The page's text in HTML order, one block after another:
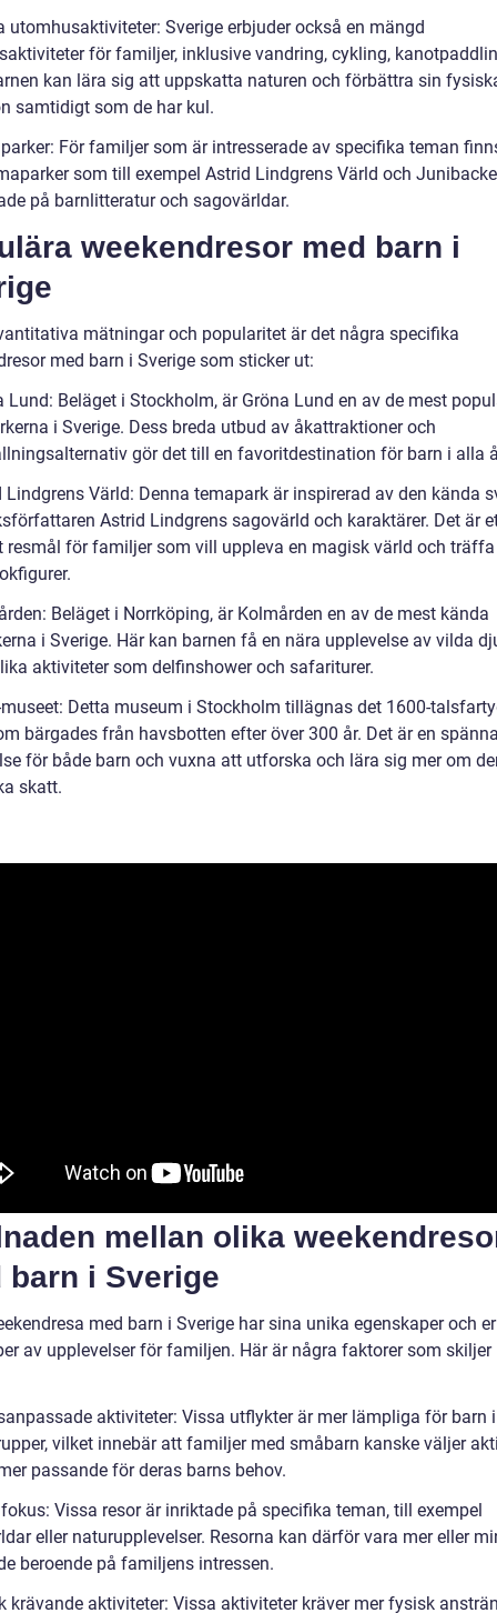
utomhusaktiviteter: Sverige erbjuder också en mängd
för familjer, inklusive vandring, cykling,
kan lära sig att uppskatta naturen och förbättra sin
samtidigt som de har kul.
För familjer som är intresserade av specifika teman
som till exempel Astrid Lindgrens Värld och
på barnlitteratur och sagovärldar.
weekendresor med barn i
mätningar och popularitet är det några specifika
med barn i Sverige som sticker ut:
Lund: Beläget i Stockholm, är Gröna Lund en av de mest
i Sverige. Dess breda utbud av åkattraktioner och
gör det till en favoritdestination för barn i alla
Lindgrens Värld: Denna temapark är inspirerad av den kända
Astrid Lindgrens sagovärld och karaktärer. Det är
resmål för familjer som vill uppleva en magisk värld och
Beläget i Norrköping, är Kolmården en av de mest kända
i Sverige. Här kan barnen få en nära upplevelse av vilda
aktiviteter som delfinshower och safariturer.
Detta museum i Stockholm tillägnas det 1600-
bärgades från havsbotten efter över 300 år. Det är en
för både barn och vuxna att utforska och lära sig mer om
skatt.
mellan olika
barn i Sverige
med barn i Sverige har sina unika egenskaper och
av upplevelser för familjen. Här är några faktorer som skiljer
aktiviteter: Vissa utflykter är mer lämpliga för barn
vilket innebär att familjer med småbarn kanske väljer
passande för deras barns behov.
Vissa resor är inriktade på specifika teman, till exempel
eller naturupplevelser. Resorna kan därför vara mer eller
beroende på familjens intressen.
krävande aktiviteter: Vissa aktiviteter kräver mer fysisk